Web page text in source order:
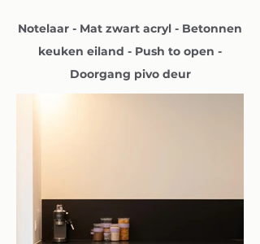
Notelaar - Mat zwart acryl - Betonnen
keuken eiland - Push to open -
Doorgang pivodeur